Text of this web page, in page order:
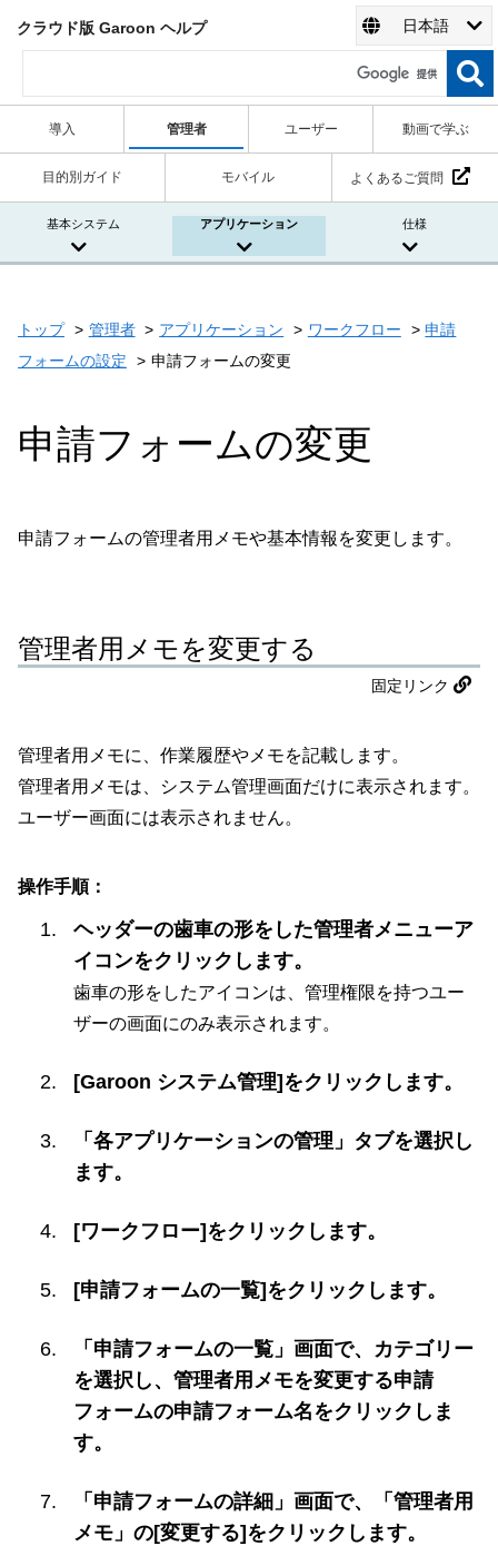
クラウド版 Garoon ヘルプ 日本語
導入 管理者 ユーザー 動画で学ぶ
目的別ガイド モバイル よくあるご質問
基本システム アプリケーション 仕様
トップ 管理者 アプリケーション ワークフロー
申請
フォームの設定
申請フォームの変更
申請フォームの変更
申請フォームの管理者用メモや基本情報を変更します。
管理者用メモを変更する
固定リンク
管理者用メモに、作業履歴やメモを記載します。
管理者用メモは、システム管理画面だけに表示されます。
ユーザー画面には表示されません。
操作手順：
ヘッダーの歯車の形をした管理者メニューア
イコンをクリックします。
歯車の形をしたアイコンは、管理権限を持つユー
ザーの画面にのみ表示されます。
[Garoon システム管理]をクリックします。
「各アプリケーションの管理」タブを選択し
ます。
[ワークフロー]をクリックします。
[申請フォームの一覧]をクリックします。
「申請フォームの一覧」画面で、カテゴリー
を選択し、管理者用メモを変更する申請
フォームの申請フォーム名をクリックしま
す。
「申請フォームの詳細」画面で、「管理者用
メモ」の[変更する]をクリックします。